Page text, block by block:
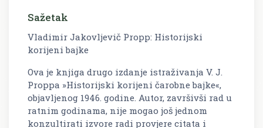
Sažetak
Vladimir Jakovljevič Propp: Historijski
korijeni bajke
Ova je knjiga drugo izdanje istraživanja V. J.
Proppa »Historijski korijeni čarobne bajke«,
objavljenog 1946. godine. Autor, završivši rad u
ratnim godinama, nije mogao još jednom
konzultirati izvore radi provjere citata i